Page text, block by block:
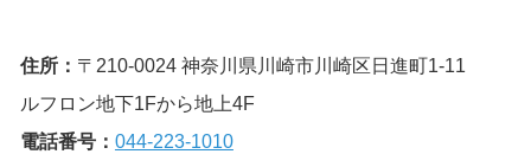
住所： 〒210-0024 神奈川県川崎市川崎区日進町1-11
ルフロン地下1Fから地上4F
電話番号： 044-223-1010